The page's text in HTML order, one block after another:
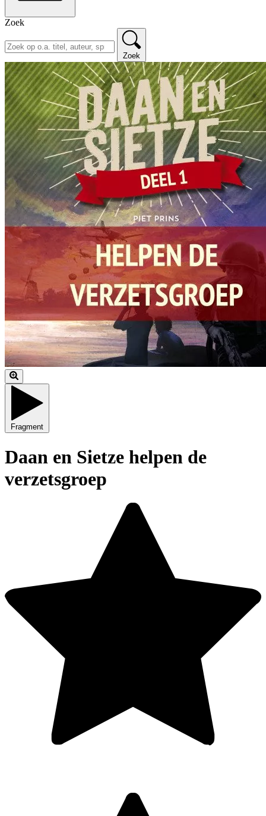
Zoek
Zoek
Fragment
Daan en Sietze helpen de
verzetsgroep